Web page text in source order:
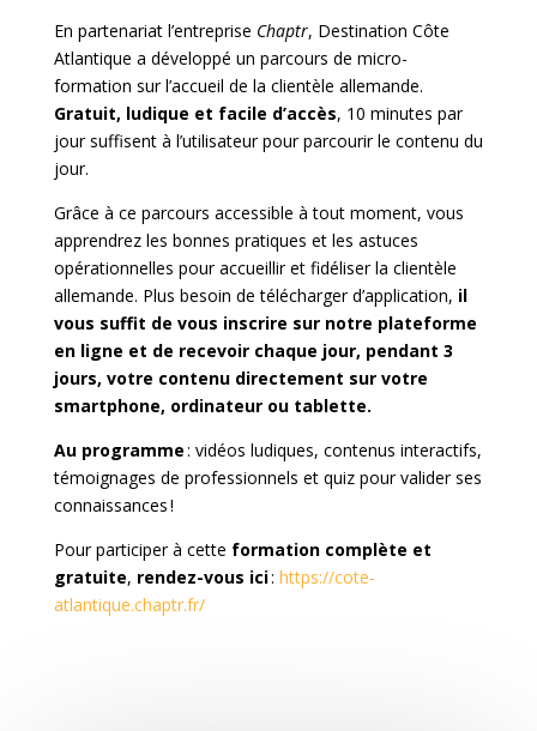
En partenariat l’entreprise Chaptr, Destination Côte
Atlantique a développé un parcours de micro-
formation sur l’accueil de la clientèle allemande.
Gratuit, ludique et facile d’accès, 10 minutes par
jour suffisent à l’utilisateur pour parcourir le contenu du
jour.
Grâce à ce parcours accessible à tout moment, vous
apprendrez les bonnes pratiques et les astuces
opérationnelles pour accueillir et fidéliser la clientèle
allemande. Plus besoin de télécharger d’application, il
vous suffit de vous inscrire sur notre plateforme
en ligne et de recevoir chaque jour, pendant 3
jours, votre contenu directement sur votre
smartphone, ordinateur ou tablette.
Au programme: vidéos ludiques, contenus interactifs,
témoignages de professionnels et quiz pour valider ses
connaissances !
Pour participer à cette formation complète et
gratuite, rendez-vous ici: https://cote-
atlantique.chaptr.fr/